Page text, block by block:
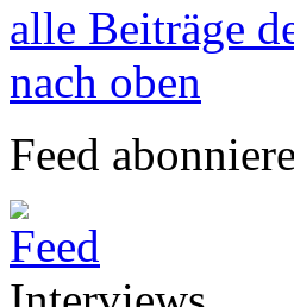
alle Beiträge
nach oben
Feed